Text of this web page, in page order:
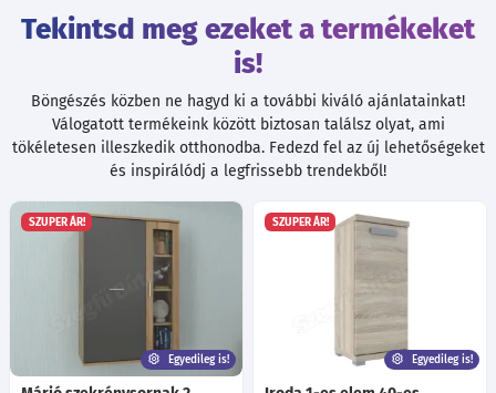
Tekintsd meg ezeket a termékeket
is!
Böngészés közben ne hagyd ki a további kiváló ajánlatainkat!
Válogatott termékeink között biztosan találsz olyat, ami
tökéletesen illeszkedik otthonodba. Fedezd fel az új lehetőségeket
és inspirálódj a legfrissebb trendekből!
SZUPER ÁR!
Egyedileg is!
SZUPER ÁR!
Egyedileg is!